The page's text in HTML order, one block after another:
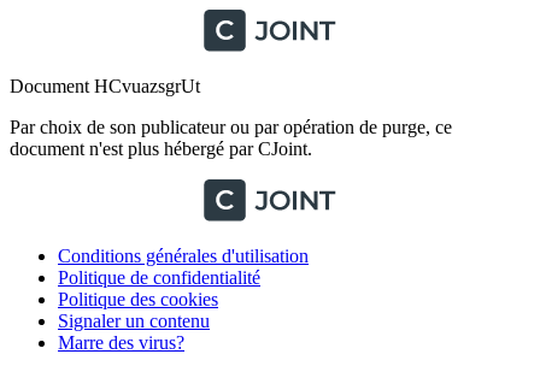
Document HCvuazsgrUt
Par choix de son publicateur ou par opération de purge, ce
document n'est plus hébergé par CJoint.
Conditions générales d'utilisation
Politique de confidentialité
Politique des cookies
Signaler un contenu
Marre des virus?